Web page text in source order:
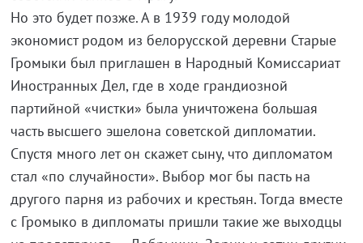
Но это будет позже. А в 1939 году молодой
экономист родом из белорусской деревни Старые
Громыки был приглашен в Народный Комиссариат
Иностранных Дел, где в ходе грандиозной
партийной «чистки» была уничтожена большая
часть высшего эшелона советской дипломатии.
Спустя много лет он скажет сыну, что дипломатом
стал «по случайности». Выбор мог бы пасть на
другого парня из рабочих и крестьян. Тогда вместе
с Громыко в дипломаты пришли такие же выходцы